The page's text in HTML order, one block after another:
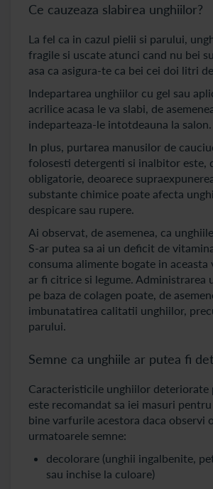
Ce cauzeaza slabirea unghiilor?
La fel ca in cazul pielii si parului,
fragile si uscate atunci cand nu bei
asa ca asigura-te ca bei cei doi litri
Indepartarea unghiilor cu gel sau
acrilice acasa le va slabi, de
indeparteaza-le intotdeauna la salon.
In plus, purtarea manusilor de
folosesti detergenti si inalbitor este,
obligatorie, deoarece
substante chimice poate afecta
despicare sau rupere.
Ai observat, de asemenea, ca
S-ar putea sa ai un deficit de
consuma alimente bogate in aceasta
ar fi citrice si legume. Administrarea
pe baza de colagen poate, de
imbunatatirea calitatii unghiilor,
parului.
Semne ca unghiile ar putea fi
Caracteristicile unghiilor deteriorate
este recomandat sa iei masuri
bine varfurile acestora daca observi
urmatoarele semne:
decolorare (unghii ingalbenite,
sau inchise la culoare)